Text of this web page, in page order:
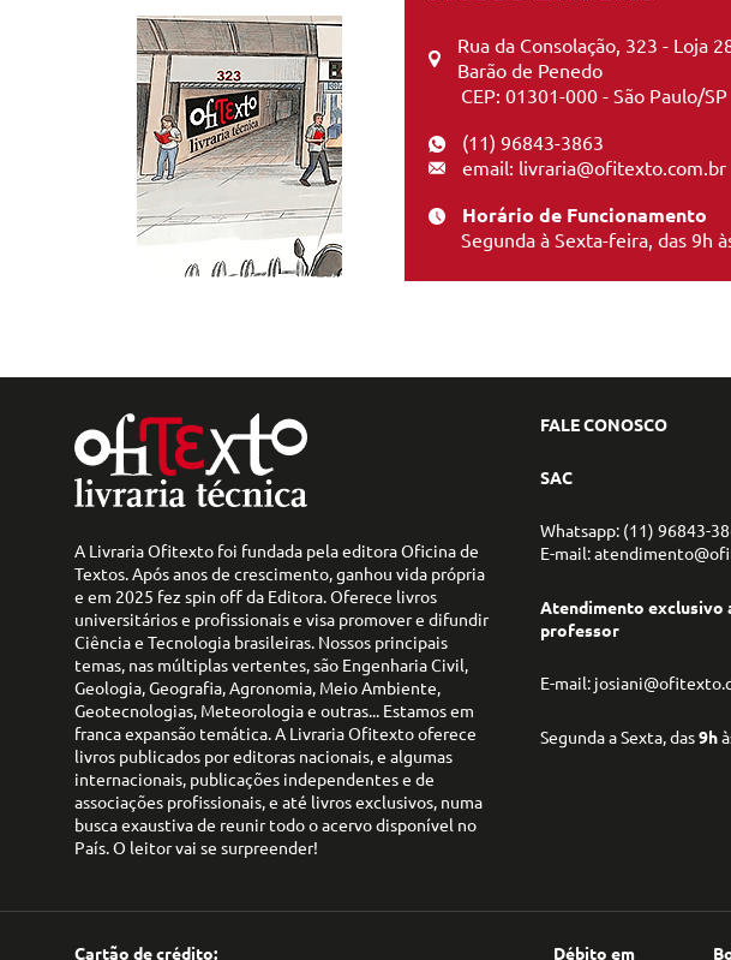
Rua da Consolação, 323 - Loja
Barão de Penedo
CEP: 01301-000 - São Paulo/SP
(11) 96843-3863
email: livraria@ofitexto.com.br
Horário de Funcionamento
Segunda à Sexta-feira, das 9h
A Livraria Ofitexto foi fundada pela editora Oficina de
Textos. Após anos de crescimento, ganhou vida própria
e em 2025 fez spin off da Editora. Oferece livros
universitários e profissionais e visa promover e difundir
Ciência e Tecnologia brasileiras. Nossos principais
temas, nas múltiplas vertentes, são Engenharia Civil,
Geologia, Geografia, Agronomia, Meio Ambiente,
Geotecnologias, Meteorologia e outras... Estamos em
franca expansão temática. A Livraria Ofitexto oferece
livros publicados por editoras nacionais, e algumas
internacionais, publicações independentes e de
associações profissionais, e até livros exclusivos, numa
busca exaustiva de reunir todo o acervo disponível no
País. O leitor vai se surpreender!
FALE CONOSCO
SAC
Whatsapp: (11) 96843-
E-mail:
Atendimento exclusivo
professor
E-mail:
Segunda a Sexta, das9h
Cartão de crédito: Débito em